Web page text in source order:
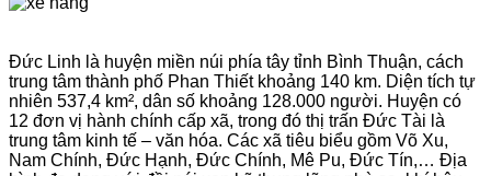
Đức Linh là huyện miền núi phía tây tỉnh Bình Thuận, cách
trung tâm thành phố Phan Thiết khoảng 140 km. Diện tích tự
nhiên 537,4 km², dân số khoảng 128.000 người. Huyện có
12 đơn vị hành chính cấp xã, trong đó thị trấn Đức Tài là
trung tâm kinh tế – văn hóa. Các xã tiêu biểu gồm Võ Xu,
Nam Chính, Đức Hạnh, Đức Chính, Mê Pu, Đức Tín,… Địa